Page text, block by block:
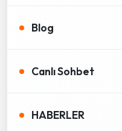
Blog
Canlı Sohbet
HABERLER